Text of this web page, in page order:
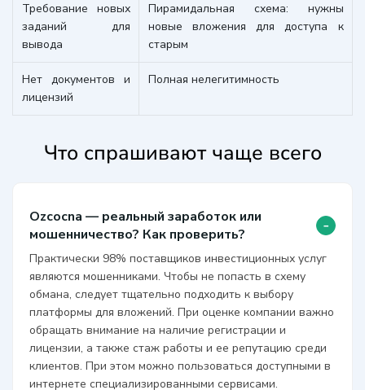
Требование новых
заданий для
вывода
Пирамидальная схема: нужны
новые вложения для доступа к
старым
Нет документов и
лицензий
Полная нелегитимность
Что спрашивают чаще всего
Ozcocna — реальный заработок или
мошенничество? Как проверить?
-
Практически 98% поставщиков инвестиционных услуг
являются мошенниками. Чтобы не попасть в схему
обмана, следует тщательно подходить к выбору
платформы для вложений. При оценке компании важно
обращать внимание на наличие регистрации и
лицензии, а также стаж работы и ее репутацию среди
клиентов. При этом можно пользоваться доступными в
интернете специализированными сервисами.